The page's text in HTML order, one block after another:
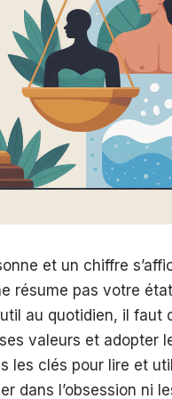
et un chiffre
résume pas votre
au quotidien, il faut
valeurs et adopter
les clés pour lire et
dans l’obsession ni